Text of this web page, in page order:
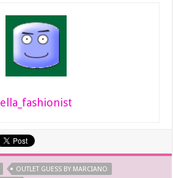
ella_fashionist
OUTLET GUESS BY MARCIANO